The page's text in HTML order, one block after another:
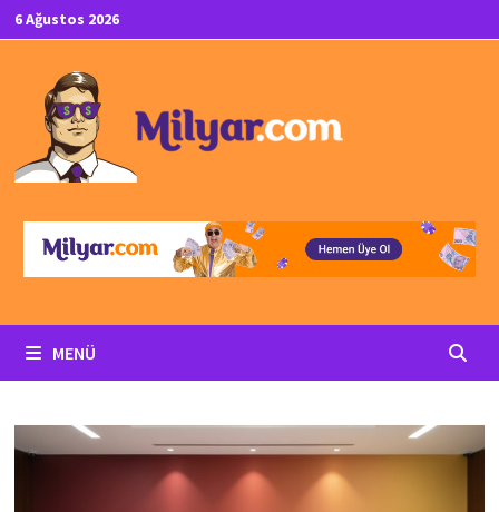
İçeriğe
geç
6 Ağustos 2026
MENÜ